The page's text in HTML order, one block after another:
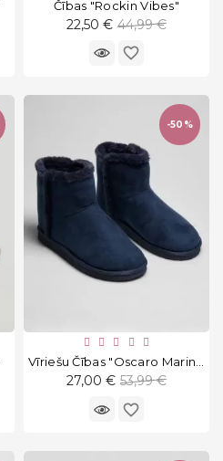
Čības "Rockin Vibes"
22,50 € Standarta
cena
44,99 €
favorite_border
-50%
Vīriešu Čības "Oscaro Marino"
27,00 € Standarta
53,99 €
favorite_border